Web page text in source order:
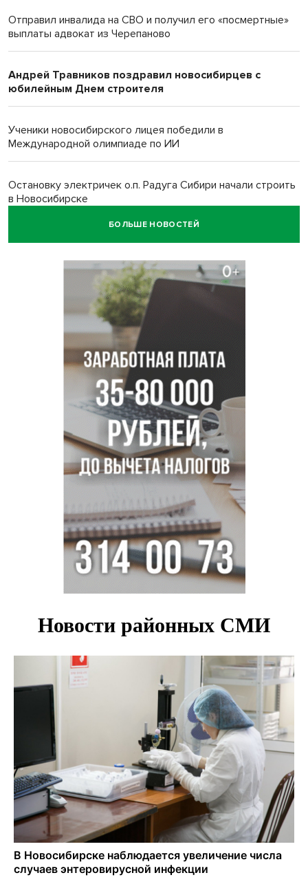
Отправил инвалида на СВО и получил его «посмертные»
выплаты адвокат из Черепаново
Андрей Травников поздравил новосибирцев с
юбилейным Днем строителя
Ученики новосибирского лицея победили в
Международной олимпиаде по ИИ
Остановку электричек о.п. Радуга Сибири начали строить
в Новосибирске
БОЛЬШЕ НОВОСТЕЙ